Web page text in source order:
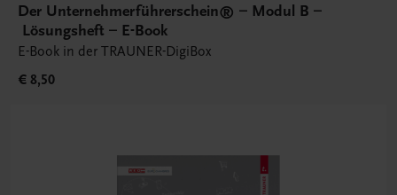
Der Unternehmerführerschein® – Modul B –
Lösungsheft – E-Book
E-Book in der TRAUNER-DigiBox
€ 8,50